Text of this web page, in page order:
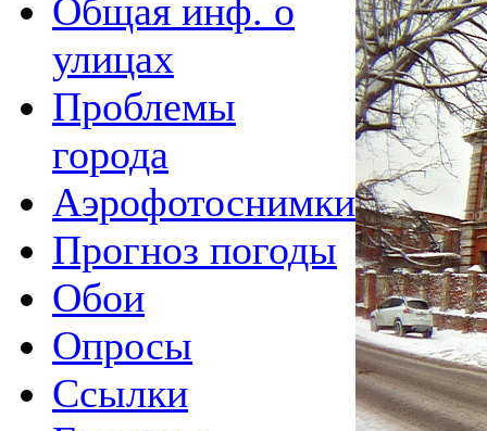
Общая инф. о
улицах
Проблемы
города
Аэрофотоснимки
Прогноз погоды
Обои
Опросы
Ссылки